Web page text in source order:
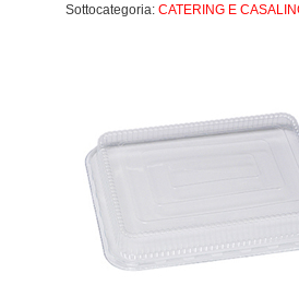
Sottocategoria: CATERING E